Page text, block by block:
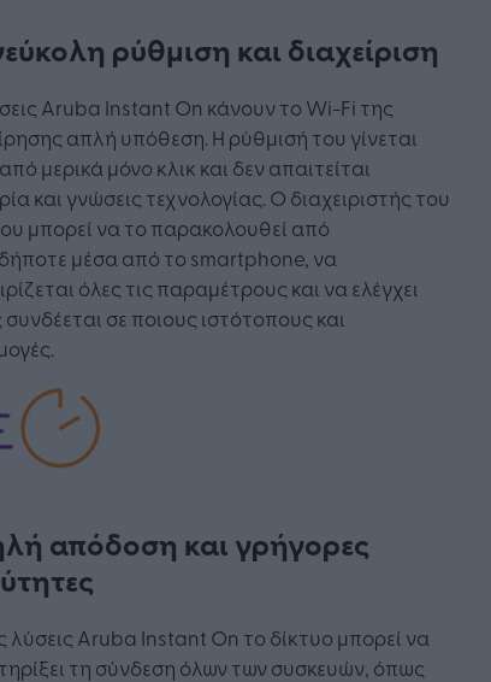
ρύθμιση και διαχείριση
Aruba Instant On κάνουν το Wi-Fi της
απλή υπόθεση. Η ρύθμισή του γίνεται
μερικά μόνο κλικ και δεν απαιτείται
και γνώσεις τεχνολογίας. Ο διαχειριστής του
μπορεί να το παρακολουθεί από
μέσα από το smartphone, να
όλες τις παραμέτρους και να ελέγχει
συνδέεται σε ποιους ιστότοπους και
απόδοση και γρήγορες
λύσεις Aruba Instant On το δίκτυο μπορεί να
τη σύνδεση όλων των συσκευών, όπως
Νοημοσύνη: το νέο
σύστημα της